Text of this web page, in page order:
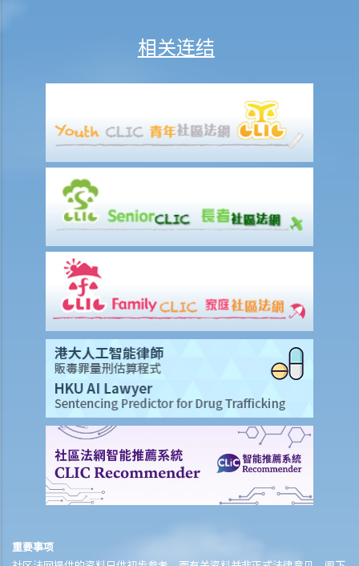
24. 在网站列载的内容及电邮讯息，是否会受到版权保护？那么互联网
25. 我从一个美国网站下载了一些图像。要决定我是否侵犯版权，应该
26. 在未得到版权拥有人的同意下，将他人的网页连结到另一处（即是
在网页内加入超连结(hyperlink)，浏览者可经过超连结登入另一个网
页），这样做是否合法？
侵犯版权及允许的作为（获豁免侵权之行为）
A. 在这些模拟个案内，有关人等会否侵犯作品的版权？
1. 我借了一本书，而书中某些内容的版权已过期。如果我只影印含有这
些内容之那几页书，我会否仍然侵犯了这本书的版权？
2. 我是一名店东，我买了一只正版的音乐CD光碟。如果我在店内播放这
只CD光碟，我会侵犯版权吗？
3. 我买了一只正版电影DVD光碟，如果我在一个慈善筹款活动上播放这
只电影光碟，我有侵犯版权吗？
4. 我买了一只正版电脑游戏CD光碟，如果把CD光碟借给我的朋友，让
他在自己的电脑也可以玩这个游戏，我要为侵犯版权负上责任吗？
5. 一名学生复印了一本书，并分发给全班同学，他有侵犯版权吗？他的
同学又是否有侵犯版权？
6. 我在街上买了一只盗版VCD光碟，我要就侵犯版权，负上法律责任
9. 我在撰写报告时，从互联网摘录了一些段落、列表和图像，并包括在
相关连结
重要事项